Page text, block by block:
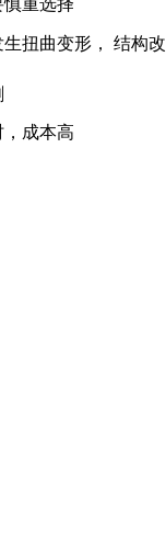
重选择
扭曲变形， 结构改
成本高